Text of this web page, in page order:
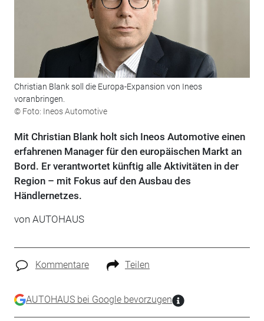
Christian Blank soll die Europa-Expansion von Ineos
voranbringen.
© Foto: Ineos Automotive
Mit Christian Blank holt sich Ineos Automotive einen
erfahrenen Manager für den europäischen Markt an
Bord. Er verantwortet künftig alle Aktivitäten in der
Region – mit Fokus auf den Ausbau des
Händlernetzes.
von AUTOHAUS
Kommentare Teilen
AUTOHAUS bei Google bevorzugen